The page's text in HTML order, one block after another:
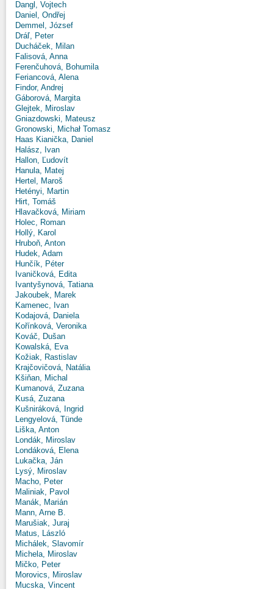
Dangl, Vojtech
Daniel, Ondřej
Demmel, József
Dráľ, Peter
Ducháček, Milan
Falisová, Anna
Ferenčuhová, Bohumila
Feriancová, Alena
Findor, Andrej
Gáborová, Margita
Glejtek, Miroslav
Gniazdowski, Mateusz
Gronowski, Michał Tomasz
Haas Kianička, Daniel
Halász, Ivan
Hallon, Ľudovít
Hanula, Matej
Hertel, Maroš
Hetényi, Martin
Hirt, Tomáš
Hlavačková, Miriam
Holec, Roman
Hollý, Karol
Hruboň, Anton
Hudek, Adam
Hunčík, Péter
Ivaničková, Edita
Ivantyšynová, Tatiana
Jakoubek, Marek
Kamenec, Ivan
Kodajová, Daniela
Kořínková, Veronika
Kováč, Dušan
Kowalská, Eva
Kožiak, Rastislav
Krajčovičová, Natália
Kšiňan, Michal
Kumanová, Zuzana
Kusá, Zuzana
Kušniráková, Ingrid
Lengyelová, Tünde
Liška, Anton
Londák, Miroslav
Londáková, Elena
Lukačka, Ján
Lysý, Miroslav
Macho, Peter
Maliniak, Pavol
Manák, Marián
Mann, Arne B.
Marušiak, Juraj
Matus, László
Michálek, Slavomír
Michela, Miroslav
Mičko, Peter
Morovics, Miroslav
Mucska, Vincent